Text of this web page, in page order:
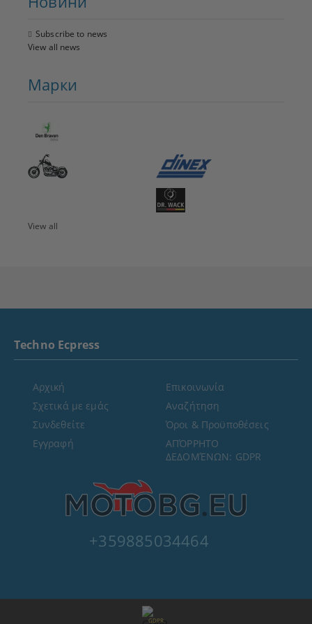
Subscribe to news
View all news
Марки
View all
+359885034464
Techno Ecpress
Αρχική
Σχετικά με εμάς
Συνδεθείτε
Εγγραφή
Επικοινωνία
Αναζήτηση
Όροι & Προϋποθέσεις
ΑΠΌΡΡΗΤΟ
ΔΕΔΟΜΈΝΩΝ: GDPR
GDPR